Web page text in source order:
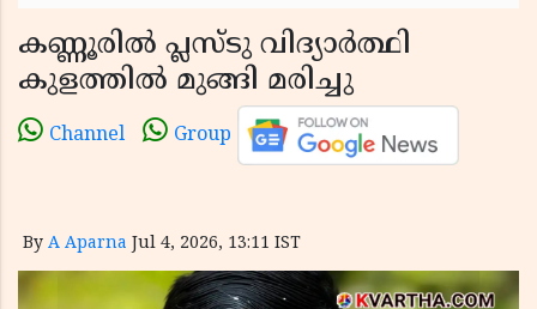
കണ്ണൂരിൽ പ്ലസ്ടു വിദ്യാർത്ഥി
കുളത്തിൽ മുങ്ങി മരിച്ചു
Channel Group
By A Aparna Jul 4, 2026, 13:11 IST